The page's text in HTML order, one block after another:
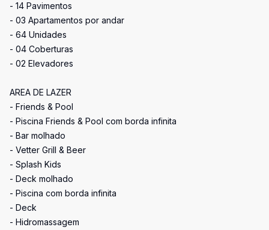
- 14 Pavimentos
- 03 Apartamentos por andar
- 64 Unidades
- 04 Coberturas
- 02 Elevadores
AREA DE LAZER
- Friends & Pool
- Piscina Friends & Pool com borda infinita
- Bar molhado
- Vetter Grill & Beer
- Splash Kids
- Deck molhado
- Piscina com borda infinita
- Deck
- Hidromassagem